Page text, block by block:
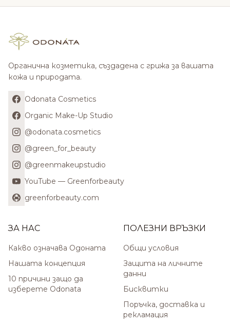
Органична козметика, създадена с грижа за вашата
кожа и природата.
Odonata Cosmetics
Organic Make-Up Studio
@odonata.cosmetics
@green_for_beauty
@greenmakeupstudio
YouTube — Greenforbeauty
greenforbeauty.com
ЗА НАС
Какво означава Одоната
Нашата концепция
10 причини защо да
изберете Odonata
ПОЛЕЗНИ ВРЪЗКИ
Общи условия
Защита на личните
данни
Бисквитки
Поръчка, доставка и
рекламация